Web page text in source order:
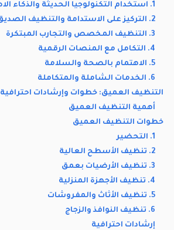
1. استخدام التكنولوجيا الحديثة والذكاء الاصطناعي
2. التركيز على الاستدامة والتنظيف الصديق للبيئة
3. التنظيف المخصص والتجارب المبتكرة
4. التكامل مع المنصات الرقمية
5. الاهتمام بالصحة والسلامة
6. الخدمات الشاملة والمتكاملة
التنظيف العميق: خطوات وإرشادات احترافية
أهمية التنظيف العميق
خطوات التنظيف العميق
1. التحضير
2. تنظيف الأسطح العالية
3. تنظيف الأرضيات بعمق
4. تنظيف الأجهزة المنزلية
5. تنظيف الأثاث والمفروشات
6. تنظيف النوافذ والزجاج
إرشادات احترافية